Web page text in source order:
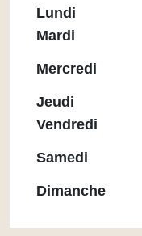
Horaires
Médiathèque
Lundi
Mardi
Mercredi
Jeudi
Vendredi
Samedi
Dimanche